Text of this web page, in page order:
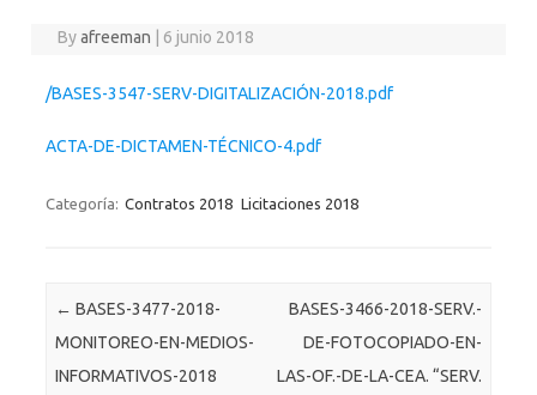
Byafreeman 6 junio 2018
/BASES-3547-SERV-DIGITALIZACIÓN-2018.pdf
ACTA-DE-DICTAMEN-TÉCNICO-4.pdf
Categoría: Contratos 2018 Licitaciones 2018
Post navigation
← BASES-3477-2018-
MONITOREO-EN-MEDIOS-
INFORMATIVOS-2018
BASES-3466-2018-SERV.-
DE-FOTOCOPIADO-EN-
LAS-OF.-DE-LA-CEA. “SERV.